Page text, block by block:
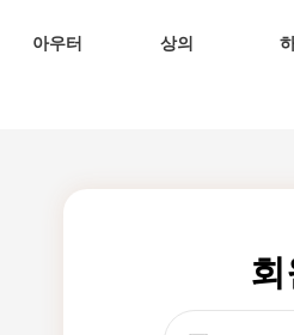
아우터 상의